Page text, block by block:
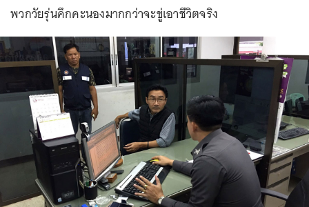
พวกวัยรุ่นคึกคะนองมากกว่าจะขู่เอาชีวิตจริง